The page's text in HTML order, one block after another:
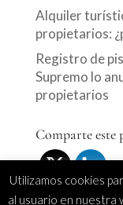
Alquiler
propietarios:
Registro de
Supremo lo
propietarios
Comparte este
Utilizamos cookies
al usuario en nuestra